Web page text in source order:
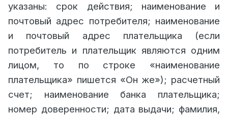
указаны: срок действия; наименование и
почтовый адрес потребителя; наименование
и почтовый адрес плательщика (если
потребитель и плательщик являются одним
лицом, то по строке «наименование
плательщика» пишется «Он же»); расчетный
счет; наименование банка плательщика;
номер доверенности; дата выдачи; фамилия,